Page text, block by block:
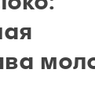
питания